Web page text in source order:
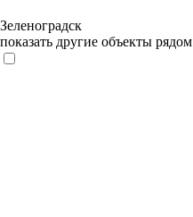
Зеленоградск
показать другие объекты рядом